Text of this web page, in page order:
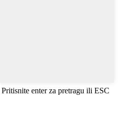
Pritisnite enter za pretragu ili ESC